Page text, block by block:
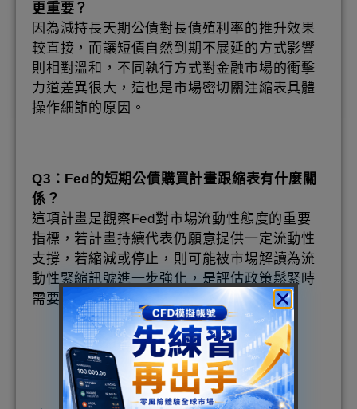
更重要？
因為減持長天期公債對長債殖利率的推升效果
較直接，而讓短債自然到期不展延的方式影響
則相對溫和，不同執行方式對金融市場的衝擊
力道差異很大，這也是市場密切關注縮表具體
操作細節的原因。
Q3：Fed的短期公債購買計畫跟縮表有什麼關
係？
這項計畫是觀察Fed對市場流動性態度的重要
指標，若計畫持續代表仍願意提供一定流動性
支撐，若縮減或停止，則可能被市場解讀為流
動性緊縮訊號進一步強化，是評估政策鬆緊時
需要一併留意的操作細節。